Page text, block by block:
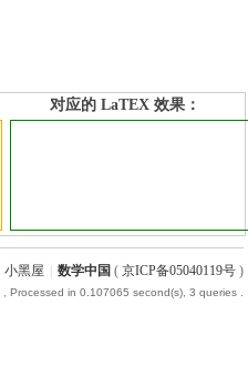
对应的 LaTEX 效果：
小黑屋 数学中国 ( 京ICP备05040119号)
, Processed in 0.107065 second(s), 3 queries .